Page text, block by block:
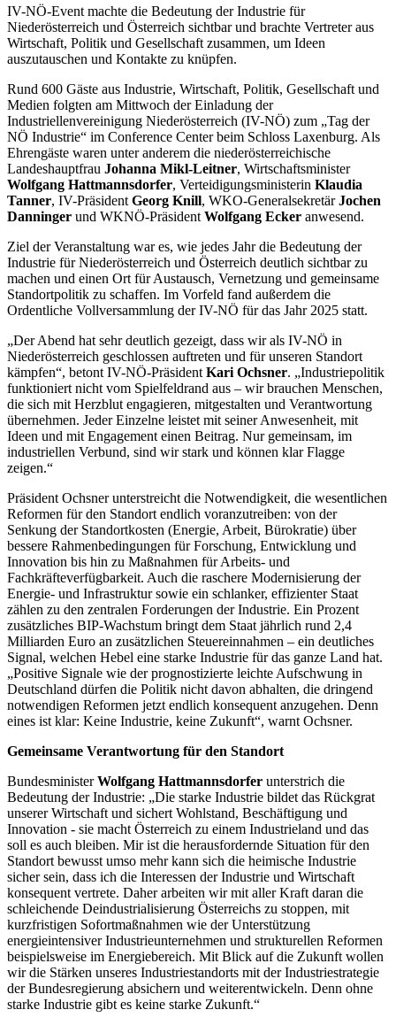
IV-NÖ-Event machte die Bedeutung der Industrie für
Niederösterreich und Österreich sichtbar und brachte Vertreter aus
Wirtschaft, Politik und Gesellschaft zusammen, um Ideen
auszutauschen und Kontakte zu knüpfen.
Rund 600 Gäste aus Industrie, Wirtschaft, Politik, Gesellschaft und
Medien folgten am Mittwoch der Einladung der
Industriellenvereinigung Niederösterreich (IV-NÖ) zum „Tag der
NÖ Industrie“ im Conference Center beim Schloss Laxenburg. Als
Ehrengäste waren unter anderem die niederösterreichische
Landeshauptfrau Johanna Mikl-Leitner, Wirtschaftsminister
Wolfgang Hattmannsdorfer, Verteidigungsministerin Klaudia
Tanner, IV-Präsident Georg Knill, WKO-GeneralsekretärJochen
Danninger und WKNÖ-Präsident Wolfgang Ecker anwesend.
Ziel der Veranstaltung war es, wie jedes Jahr die Bedeutung der
Industrie für Niederösterreich und Österreich deutlich sichtbar zu
machen und einen Ort für Austausch, Vernetzung und gemeinsame
Standortpolitik zu schaffen. Im Vorfeld fand außerdem die
Ordentliche Vollversammlung der IV-NÖ für das Jahr 2025 statt.
„Der Abend hat sehr deutlich gezeigt, dass wir als IV-NÖ in
Niederösterreich geschlossen auftreten und für unseren Standort
kämpfen“, betont IV-NÖ-Präsident Kari Ochsner. „Industriepolitik
funktioniert nicht vom Spielfeldrand aus – wir brauchen Menschen,
die sich mit Herzblut engagieren, mitgestalten und Verantwortung
übernehmen. Jeder Einzelne leistet mit seiner Anwesenheit, mit
Ideen und mit Engagement einen Beitrag. Nur gemeinsam, im
industriellen Verbund, sind wir stark und können klar Flagge
zeigen.“
Präsident Ochsner unterstreicht die Notwendigkeit, die wesentlichen
Reformen für den Standort endlich voranzutreiben: von der
Senkung der Standortkosten (Energie, Arbeit, Bürokratie) über
bessere Rahmenbedingungen für Forschung, Entwicklung und
Innovation bis hin zu Maßnahmen für Arbeits- und
Fachkräfteverfügbarkeit. Auch die raschere Modernisierung der
Energie- und Infrastruktur sowie ein schlanker, effizienter Staat
zählen zu den zentralen Forderungen der Industrie. Ein Prozent
zusätzliches BIP-Wachstum bringt dem Staat jährlich rund 2,4
Milliarden Euro an zusätzlichen Steuereinnahmen – ein deutliches
Signal, welchen Hebel eine starke Industrie für das ganze Land hat.
„Positive Signale wie der prognostizierte leichte Aufschwung in
Deutschland dürfen die Politik nicht davon abhalten, die dringend
notwendigen Reformen jetzt endlich konsequent anzugehen. Denn
eines ist klar: Keine Industrie, keine Zukunft“, warnt Ochsner.
Gemeinsame Verantwortung für den Standort
BundesministerWolfgang Hattmannsdorfer unterstrich die
Bedeutung der Industrie: „Die starke Industrie bildet das Rückgrat
unserer Wirtschaft und sichert Wohlstand, Beschäftigung und
Innovation - sie macht Österreich zu einem Industrieland und das
soll es auch bleiben. Mir ist die herausfordernde Situation für den
Standort bewusst umso mehr kann sich die heimische Industrie
sicher sein, dass ich die Interessen der Industrie und Wirtschaft
konsequent vertrete. Daher arbeiten wir mit aller Kraft daran die
schleichende Deindustrialisierung Österreichs zu stoppen, mit
kurzfristigen Sofortmaßnahmen wie der Unterstützung
energieintensiver Industrieunternehmen und strukturellen Reformen
beispielsweise im Energiebereich. Mit Blick auf die Zukunft wollen
wir die Stärken unseres Industriestandorts mit der Industriestrategie
der Bundesregierung absichern und weiterentwickeln. Denn ohne
starke Industrie gibt es keine starke Zukunft.“